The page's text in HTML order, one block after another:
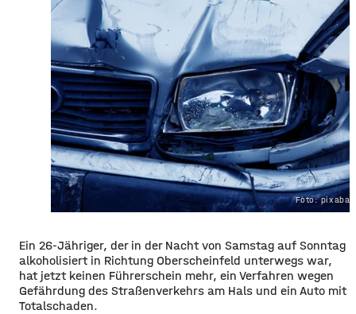
Foto:
Ein 26-Jähriger, der in der Nacht von Samstag auf Sonntag
alkoholisiert in Richtung Oberscheinfeld unterwegs war,
hat jetzt keinen Führerschein mehr, ein Verfahren wegen
Gefährdung des Straßenverkehrs am Hals und ein Auto mit
Totalschaden.